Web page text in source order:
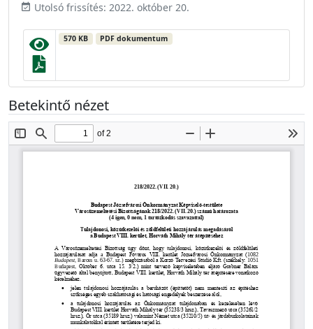
event_available Utolsó frissítés: 2022. október 20.
570 KB PDF dokumentum
Betekintő nézet